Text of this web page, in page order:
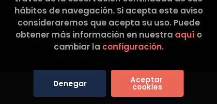
La Tribu Llibreria. Todos los Derechos
Grupo Trevenque
hábitos de navegación. Si acepta este aviso
consideraremos que acepta su uso. Puede
obtener más información en nuestra aquí o
cambiar la configuración.
Denegar Aceptar
cookies